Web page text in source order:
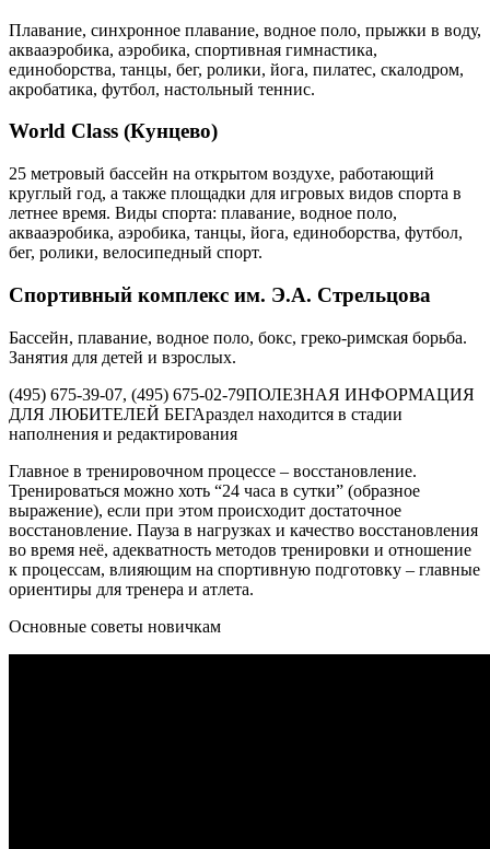
Плавание, синхронное плавание, водное поло, прыжки в воду,
аквааэробика, аэробика, спортивная гимнастика,
единоборства, танцы, бег, ролики, йога, пилатес, скалодром,
акробатика, футбол, настольный теннис.
World Class (Кунцево)
25 метровый бассейн на открытом воздухе, работающий
круглый год, а также площадки для игровых видов спорта в
летнее время. Виды спорта: плавание, водное поло,
аквааэробика, аэробика, танцы, йога, единоборства, футбол,
бег, ролики, велосипедный спорт.
Спортивный комплекс им. Э.А. Стрельцова
Бассейн, плавание, водное поло, бокс, греко-римская борьба.
Занятия для детей и взрослых.
(495) 675-39-07, (495) 675-02-79ПОЛЕЗНАЯ ИНФОРМАЦИЯ
ДЛЯ ЛЮБИТЕЛЕЙ БЕГАраздел находится в стадии
наполнения и редактирования
Главное в тренировочном процессе – восстановление.
Тренироваться можно хоть “24 часа в сутки” (образное
выражение), если при этом происходит достаточное
восстановление. Пауза в нагрузках и качество восстановления
во время неё, адекватность методов тренировки и отношение
к процессам, влияющим на спортивную подготовку – главные
ориентиры для тренера и атлета.
Основные советы новичкам